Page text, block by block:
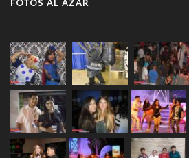
FOTOS AL AZAR